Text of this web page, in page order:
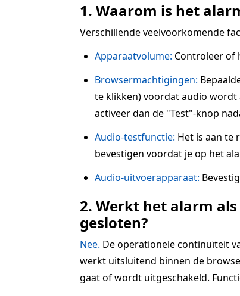
1. Waarom is het
Verschillende veelvoorkomende
Apparaatvolume: Controleer of
Browsermachtigingen:
te klikken) voordat audio wordt
activeer dan de "Test"-knop
Audio-testfunctie: Het is aan te
bevestigen voordat je op het
Audio-uitvoerapparaat:
2. Werkt het alarm
gesloten?
Nee. De operationele continuïteit
werkt uitsluitend binnen de
gaat of wordt uitgeschakeld.